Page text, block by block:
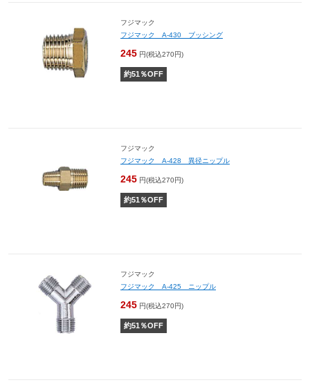
フジマック
フジマック A-430 ブッシング
245 円(税込270円)
約51 ％OFF
フジマック
フジマック A-428 異径ニップル
245 円(税込270円)
約51 ％OFF
フジマック
フジマック A-425 ニップル
245 円(税込270円)
約51 ％OFF